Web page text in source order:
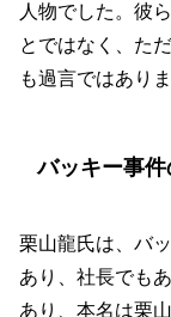
人物でした。彼
とではなく、た
も過言ではありま
バッキー事
栗山龍氏は、バ
あり、社長でも
あり、本名は栗